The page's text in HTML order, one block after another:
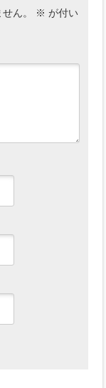
ん。 ※ が付い